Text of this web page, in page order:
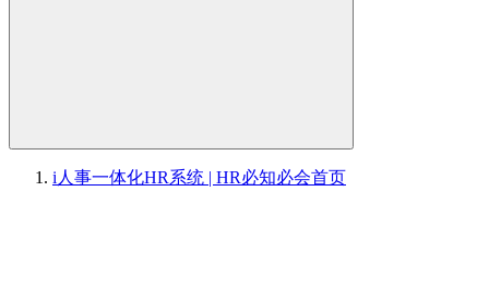
i人事一体化HR系统 | HR必知必会首页